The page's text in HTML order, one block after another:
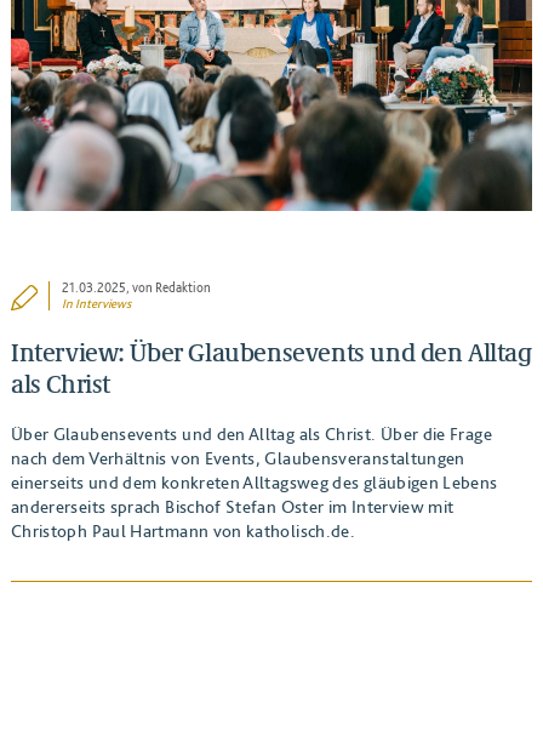
21.03.2025, von Redaktion
In Interviews
Interview: Über Glaubensevents und den Alltag
als Christ
Über Glaubensevents und den Alltag als Christ. Über die Frage
nach dem Verhältnis von Events, Glaubensveranstaltungen
einerseits und dem konkreten Alltagsweg des gläubigen Lebens
andererseits sprach Bischof Stefan Oster im Interview mit
Christoph Paul Hartmann von katholisch.de.